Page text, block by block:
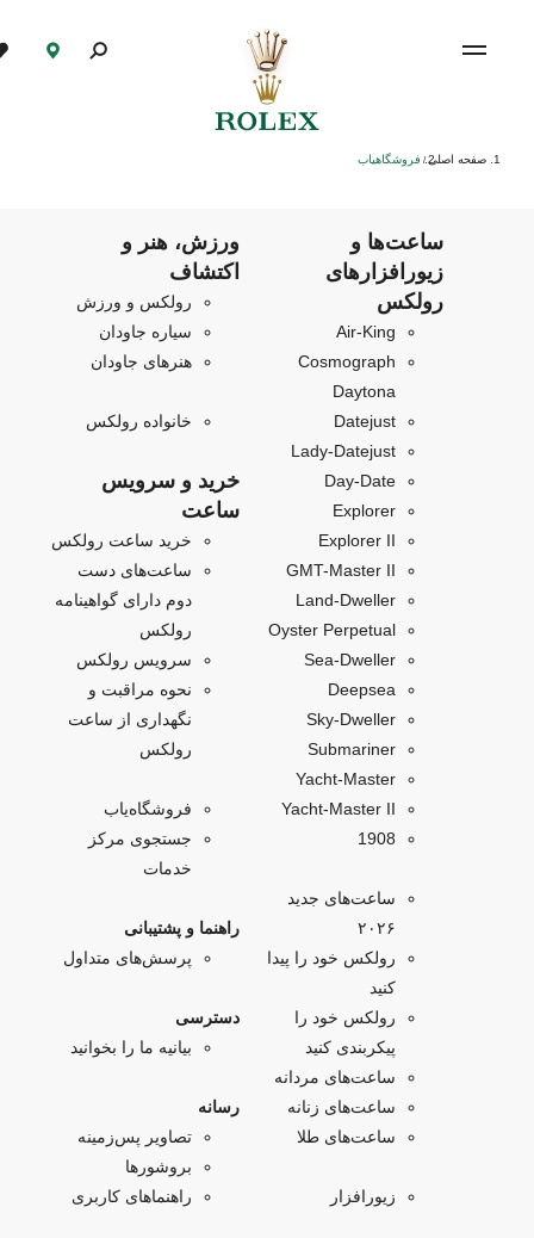
صفحه اصلی/ فروشگاهیاب
ساعت‌ها و
زیورافزارهای
رولکس
Air‑King
Cosmograph
Daytona
Datejust
Lady-Datejust
Day-Date
Explorer
Explorer II
GMT-Master II
Land-Dweller
Oyster Perpetual
Sea-Dweller
Deepsea
Sky‑Dweller
Submariner
Yacht‑Master
Yacht-Master II
1908
ساعت‌های جدید
۲۰۲۶
رولکس خود را پیدا
کنید
رولکس خود را
پیکربندی کنید
ساعت‌های مردانه
ساعت‌های زنانه
ساعت‌های طلا
زیورافزار
ورزش، هنر و
اکتشاف
رولکس و ورزش
سیاره جاودان
هنرهای جاودان
خانواده رولکس
خرید و سرویس
ساعت
خرید ساعت رولکس
ساعت‌های دست
دوم دارای گواهینامه
رولکس
سرویس رولکس
نحوه مراقبت و
نگهداری از ساعت
رولکس
فروشگاه‌یاب
جستجوی مرکز
خدمات
راهنما و پشتیبانی
پرسش‌های متداول
دسترسی
بیانیه ما را بخوانید
رسانه
تصاویر پس‌زمینه
بروشورها
راهنماهای کاربری